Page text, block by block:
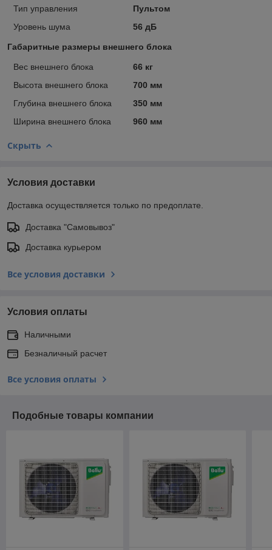
Тип управления
Пультом
Уровень шума
56 дБ
Габаритные размеры внешнего блока
Вес внешнего блока
66 кг
Высота внешнего блока
700 мм
Глубина внешнего блока
350 мм
Ширина внешнего блока
960 мм
Скрыть
Условия доставки
Доставка осуществляется только по предоплате.
Доставка "Самовывоз"
Доставка курьером
Все условия доставки
Условия оплаты
Наличными
Безналичный расчет
Все условия оплаты
Подобные товары компании